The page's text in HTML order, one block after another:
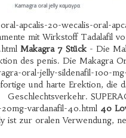
apcalis-20-wecalis-oral-
mit Wirkstoff Tadalafil
Makagra 7 Stück - Die
des penis. Die Makagra
oral-jelly-sildenafil-100-
und harte Erektion, die
Geschlechtsverkehr.
vardanafil-40.html 40
ist zur oralen Verwendung,